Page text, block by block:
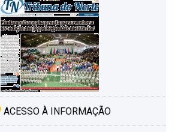
ACESSO À INFORMAÇÃO